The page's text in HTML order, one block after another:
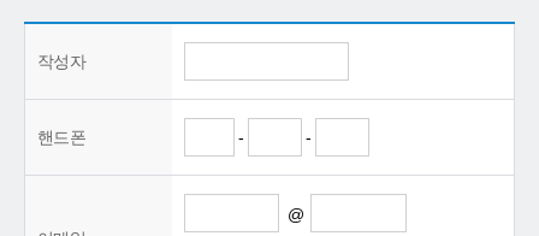
작성자
핸드폰 - -
@